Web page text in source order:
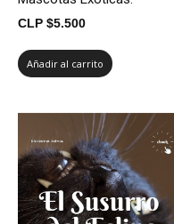
CLP $5.500
Añadir al carrito